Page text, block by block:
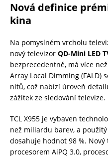
Nová definice
kina
Na pomyslném vrcholu
nový televizor QD-Mini LED
bezprecedentně, má více
Array Local Dimming (FALD)
nitů, což nabízí úroveň
zážitek ze sledování televize.
TCL X955 je vybaven
než miliardu barev, a
dosahuje hodnot 98 %. Nový
procesorem AiPQ 3.0,